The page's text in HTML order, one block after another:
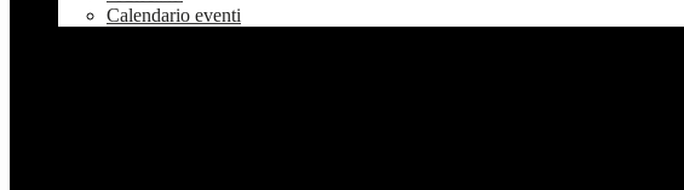
Calendario eventi